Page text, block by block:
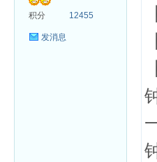
积分 12455
发消息